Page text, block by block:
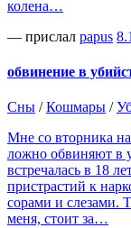
колена…
— прислал papus
обвинение в
Сны /Кошмары /
Мне со вторника
ложно обвиняют в
встречалась в 18
пристрастий к
сорами и слезами.
меня, стоит за…